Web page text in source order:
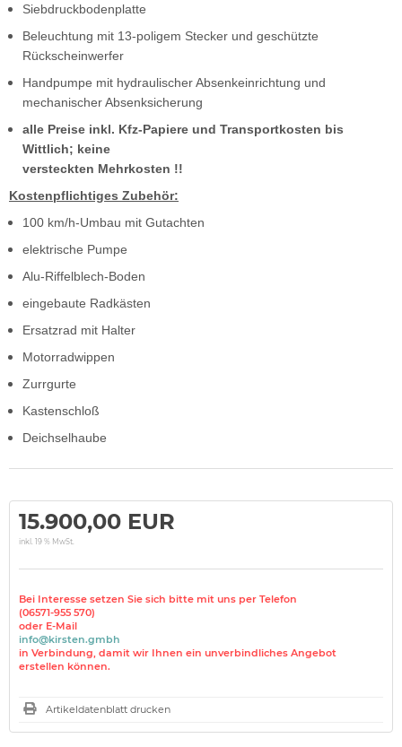
Siebdruckbodenplatte
Beleuchtung mit 13-poligem Stecker und geschützte
Rückscheinwerfer
Handpumpe mit hydraulischer Absenkeinrichtung und
mechanischer Absenksicherung
alle Preise inkl. Kfz-Papiere und Transportkosten bis
Wittlich; keine
versteckten Mehrkosten !!
Kostenpflichtiges Zubehör:
100 km/h-Umbau mit Gutachten
elektrische Pumpe
Alu-Riffelblech-Boden
eingebaute Radkästen
Ersatzrad mit Halter
Motorradwippen
Zurrgurte
Kastenschloß
Deichselhaube
15.900,00 EUR
inkl. 19 % MwSt.
Bei Interesse setzen Sie sich bitte mit uns per Telefon
(06571-955 570)
oder E-Mail
info@kirsten.gmbh
in Verbindung, damit wir Ihnen ein unverbindliches Angebot
erstellen können.
Artikeldatenblatt drucken